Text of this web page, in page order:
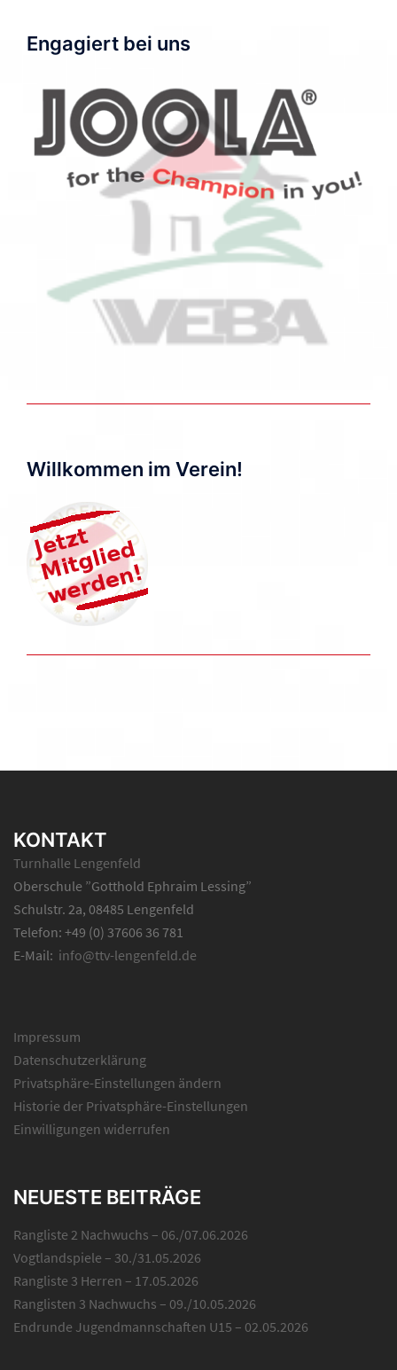
Engagiert bei uns
Willkommen im Verein!
KONTAKT
Turnhalle Lengenfeld
Oberschule ”Gotthold Ephraim Lessing”
Schulstr. 2a, 08485 Lengenfeld
Telefon: +49 (0) 37606 36 781
E-Mail: info@ttv-lengenfeld.de
Impressum
Datenschutzerklärung
Privatsphäre-Einstellungen ändern
Historie der Privatsphäre-Einstellungen
Einwilligungen widerrufen
NEUESTE BEITRÄGE
Rangliste 2 Nachwuchs – 06./07.06.2026
Vogtlandspiele – 30./31.05.2026
Rangliste 3 Herren – 17.05.2026
Ranglisten 3 Nachwuchs – 09./10.05.2026
Endrunde Jugendmannschaften U15 – 02.05.2026